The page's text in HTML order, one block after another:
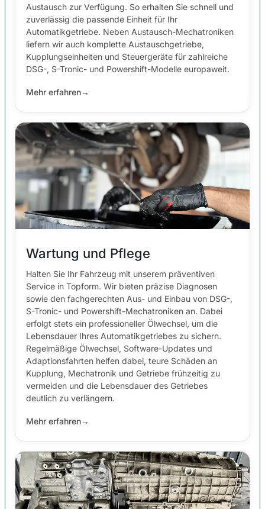
Austausch zur Verfügung. So erhalten Sie schnell und
zuverlässig die passende Einheit für Ihr
Automatikgetriebe. Neben Austausch-Mechatroniken
liefern wir auch komplette Austauschgetriebe,
Kupplungseinheiten und Steuergeräte für zahlreiche
DSG-, S-Tronic- und Powershift-Modelle europaweit.
Mehr erfahren→
Wartung und Pflege
Halten Sie Ihr Fahrzeug mit unserem präventiven
Service in Topform. Wir bieten präzise Diagnosen
sowie den fachgerechten Aus- und Einbau von DSG-,
S-Tronic- und Powershift-Mechatroniken an. Dabei
erfolgt stets ein professioneller Ölwechsel, um die
Lebensdauer Ihres Automatikgetriebes zu sichern.
Regelmäßige Ölwechsel, Software-Updates und
Adaptionsfahrten helfen dabei, teure Schäden an
Kupplung, Mechatronik und Getriebe frühzeitig zu
vermeiden und die Lebensdauer des Getriebes
deutlich zu verlängern.
Mehr erfahren→